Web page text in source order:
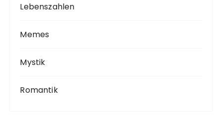
Lebenszahlen
Memes
Mystik
Romantik